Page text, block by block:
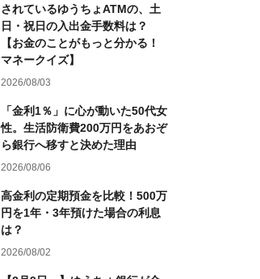
されているゆうちょATMの、土
日・祝日の入出金手数料は？
【お金のことがもっと分かる！
マネークイズ】
2026/08/03
「金利1％」に心が動いた50代女
性。生活防衛費200万円をあおぞ
ら銀行へ移すと決めた理由
2026/08/06
高金利の定期預金を比較！500万
円を1年・3年預けた場合の利息
は？
2026/08/02